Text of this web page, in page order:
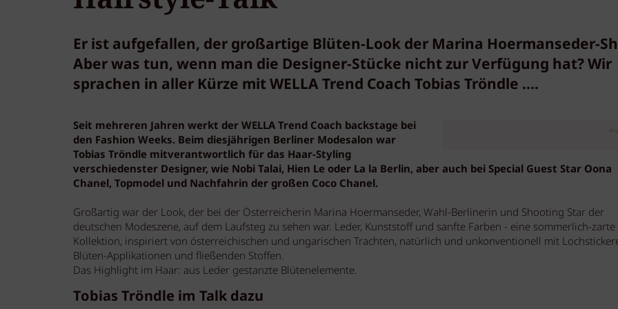
Er ist aufgefallen, der großartige Blüten-Look der Marina Hoermanseder-
Aber was tun, wenn man die Designer-Stücke nicht zur Verfügung hat? Wir
sprachen in aller Kürze mit WELLA Trend Coach Tobias Tröndle ....
Seit mehreren Jahren werkt der WELLA Trend Coach backstage bei
den Fashion Weeks. Beim diesjährigen Berliner Modesalon war
Tobias Tröndle mitverantwortlich für das Haar-Styling
verschiedenster Designer, wie Nobi Talai, Hien Le oder La la Berlin, aber auch bei Special Guest Star Oona
Chanel, Topmodel und Nachfahrin der großen Coco Chanel.
Großartig war der Look, der bei der Österreicherin Marina Hoermanseder, Wahl-Berlinerin und Shooting Star der
deutschen Modeszene, auf dem Laufsteg zu sehen war. Leder, Kunststoff und sanfte Farben - eine sommerlich-zarte
Kollektion, inspiriert von österreichischen und ungarischen Trachten, natürlich und unkonventionell mit
Blüten-Applikationen und fließenden Stoffen.
Das Highlight im Haar: aus Leder gestanzte Blütenelemente.
Tobias Tröndle im Talk dazu